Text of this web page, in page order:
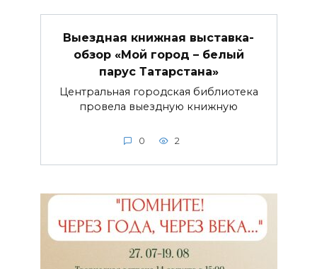
Выездная книжная выставка-
обзор «Мой город – белый
парус Татарстана»
Центральная городская библиотека
провела выездную книжную
0 2